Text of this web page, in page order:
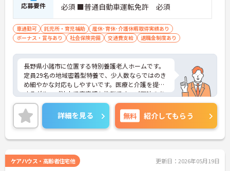
応募要件
必須 ■普通自動車運転免許 必須
車通勤可 託児所・育児補助
産休･育休･介護休暇取得実績あり
ボーナス・賞与あり
社会保険完備 交通費支給 退職金制度あり
長野県小諸市に位置する特別養護老人ホームです。
定員29名の地域密着型特養で、少人数ならではのき
め細やかな対応もしやすいです。医療と介護を提供
するグループ法人で安定感も抜群です。ご興味のあ
る方には、面接対策ポイントなど、さらに詳細をお
話しいたしますのでお気軽にご相談ください！
詳細を見る 無料 紹介してもらう
ケアハウス・高齢者住宅他 更新日：2026年05月19日